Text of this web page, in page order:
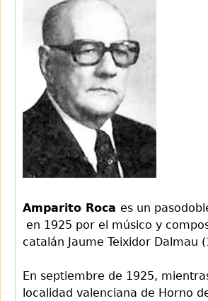
Amparito Roca es un
en 1925 por el músico y
catalán Jaume Teixidor Dalmau
En septiembre de 1925,
localidad valenciana de Horno